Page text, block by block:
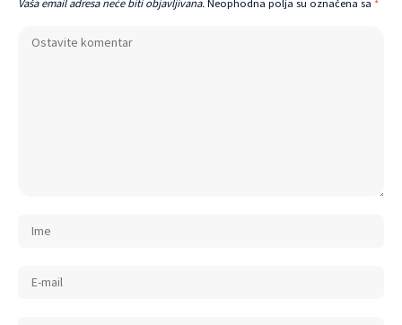
Vaša email adresa neće biti objavljivana. Neophodna polja su označena sa *